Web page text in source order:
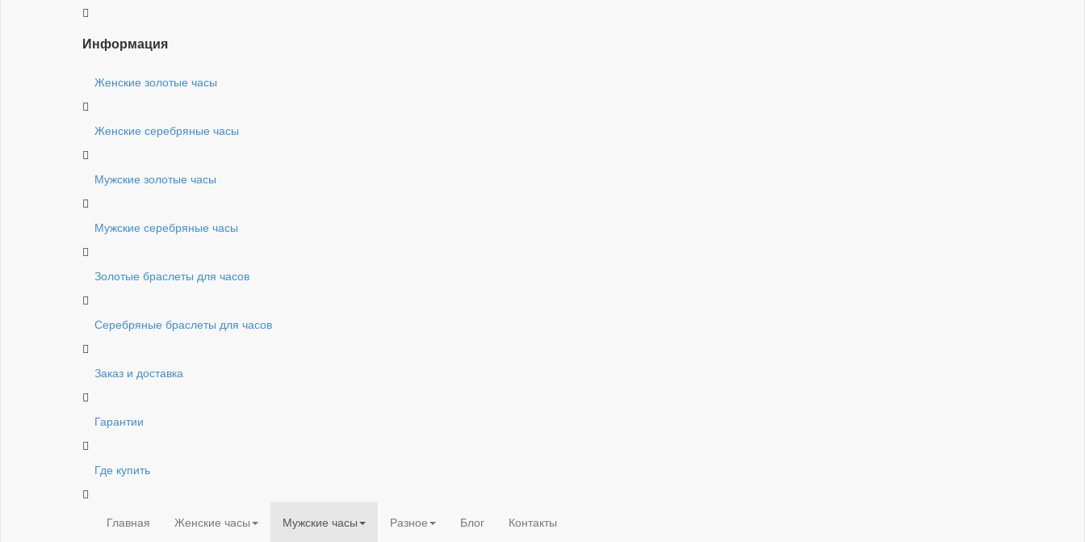
Информация
Женские золотые часы
Женские серебряные часы
Мужские золотые часы
Мужские серебряные часы
Золотые браслеты для часов
Серебряные браслеты для часов
Заказ и доставка
Гарантии
Где купить
Главная Женские часы Мужские часы Разное Блог Контакты